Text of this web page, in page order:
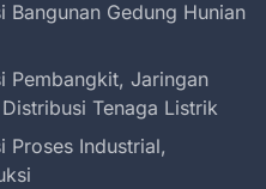
Bangunan Gedung Hunian
Pembangkit, Jaringan
Tenaga Listrik
Proses Industrial,